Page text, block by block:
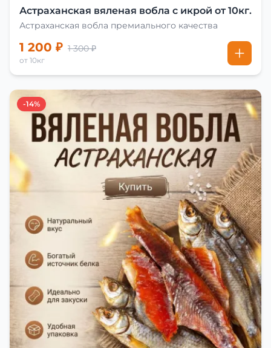
Астраханская вяленая вобла с икрой от 10кг.
Астраханская вобла премиального качества
1 200 ₽ 1 300 ₽
от 10кг
-14%